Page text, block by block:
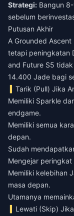
Strategi: Bangun
sebelum
Putusan Akhir
A Grounded
tetapi peningkatan
and Future S5
14.400 Jade bagi
Tarik (Pull) Jika
Memiliki Sparkle
endgame.
Memiliki semua
depan.
Sudah
Mengejar
Memiliki kelebihan
masa depan.
Utamanya
Lewati (Skip)